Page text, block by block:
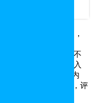
不断丰富产品方案，
加坡机房，目前
器和新加坡VPS两种不
么样？小编第一时间入
配置为2核CPU、4G内
将为大家简单评测下，评